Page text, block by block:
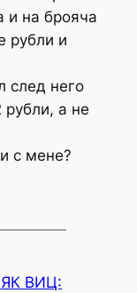
и на брояча
рубли и
след него
а не
с мене?
ЯК ВИЦ: